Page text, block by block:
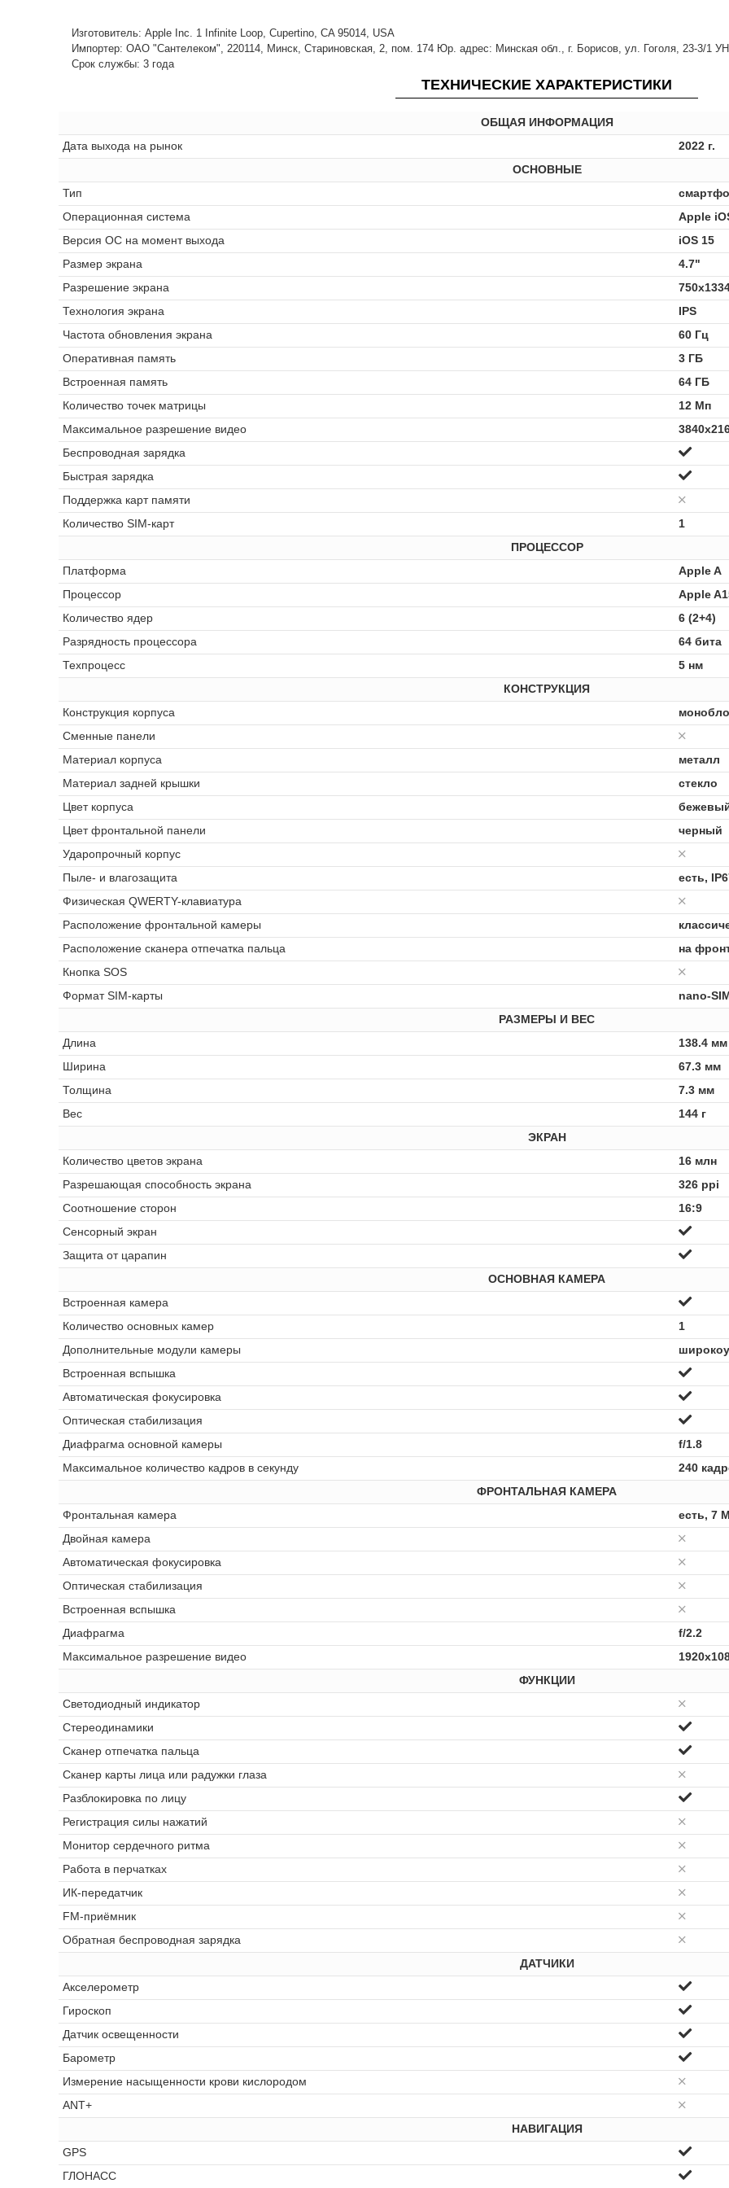
Изготовитель: Apple Inc. 1 Infinite Loop, Cupertino, CA 95014, USA
Импортер: ОАО "Сантелеком", 220114, Минск, Стариновская, 2, пом. 174 Юр. адрес: Минская обл., г. Борисов, ул. Гоголя, 23-3/1
Срок службы: 3 года
ТЕХНИЧЕСКИЕ ХАРАКТЕРИСТИКИ
ОБЩАЯ ИНФОРМАЦИЯ
Дата выхода на рынок
2022 г.
ОСНОВНЫЕ
Тип
Операционная система
Apple
Версия ОС на момент выхода
iOS 15
Размер экрана
4.7"
Разрешение экрана
Технология экрана
IPS
Частота обновления экрана
60 Гц
Оперативная память
3 ГБ
Встроенная память
64 ГБ
Количество точек матрицы
12 Мп
Максимальное разрешение видео
Беспроводная зарядка
Быстрая зарядка
Поддержка карт памяти
Количество SIM-карт
1
ПРОЦЕССОР
Платформа
Apple A
Процессор
Apple
Количество ядер
6 (2+4)
Разрядность процессора
64 бита
Техпроцесс
5 нм
КОНСТРУКЦИЯ
Конструкция корпуса
Сменные панели
Материал корпуса
металл
Материал задней крышки
стекло
Цвет корпуса
Цвет фронтальной панели
черный
Ударопрочный корпус
Пыле- и влагозащита
есть,
Физическая QWERTY-клавиатура
Расположение фронтальной камеры
Расположение сканера отпечатка пальца
на
Кнопка SOS
Формат SIM-карты
nano-
РАЗМЕРЫ И ВЕС
Длина
138.4 мм
Ширина
67.3 мм
Толщина
7.3 мм
Вес
144 г
ЭКРАН
Количество цветов экрана
16 млн
Разрешающая способность экрана
326 ppi
Соотношение сторон
16:9
Сенсорный экран
Защита от царапин
ОСНОВНАЯ КАМЕРА
Встроенная камера
Количество основных камер
1
Дополнительные модули камеры
Встроенная вспышка
Автоматическая фокусировка
Оптическая стабилизация
Диафрагма основной камеры
f/1.8
Максимальное количество кадров в секунду
240
ФРОНТАЛЬНАЯ КАМЕРА
Фронтальная камера
есть, 7
Двойная камера
Автоматическая фокусировка
Оптическая стабилизация
Встроенная вспышка
Диафрагма
f/2.2
Максимальное разрешение видео
ФУНКЦИИ
Светодиодный индикатор
Стереодинамики
Сканер отпечатка пальца
Сканер карты лица или радужки глаза
Разблокировка по лицу
Регистрация силы нажатий
Монитор сердечного ритма
Работа в перчатках
ИК-передатчик
FM-приёмник
Обратная беспроводная зарядка
ДАТЧИКИ
Акселерометр
Гироскоп
Датчик освещенности
Барометр
Измерение насыщенности крови кислородом
ANT+
НАВИГАЦИЯ
GPS
ГЛОНАСС